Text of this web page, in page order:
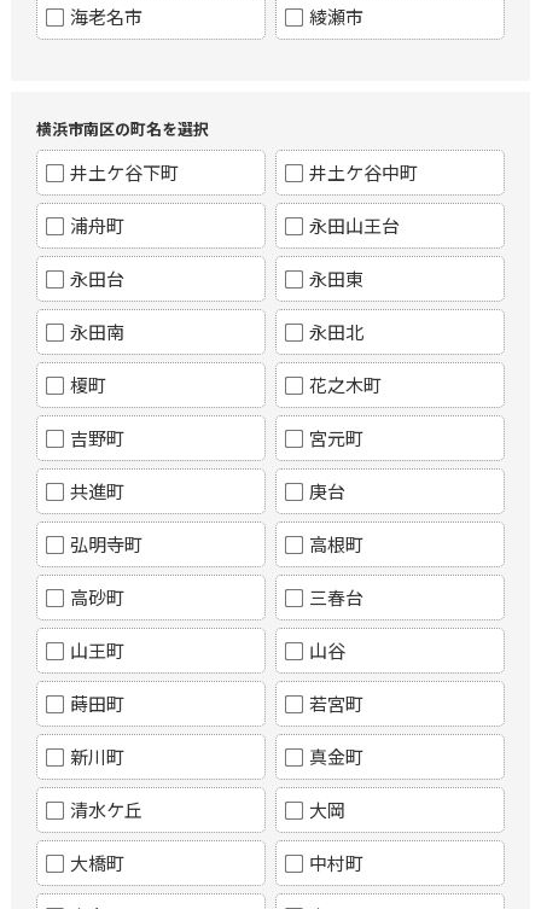
海老名市 綾瀬市
横浜市南区の町名を選択
井土ケ谷下町 井土ケ谷中町
浦舟町 永田山王台
永田台 永田東
永田南 永田北
榎町 花之木町
吉野町 宮元町
共進町 庚台
弘明寺町 高根町
高砂町 三春台
山王町 山谷
蒔田町 若宮町
新川町 真金町
清水ケ丘 大岡
大橋町 中村町